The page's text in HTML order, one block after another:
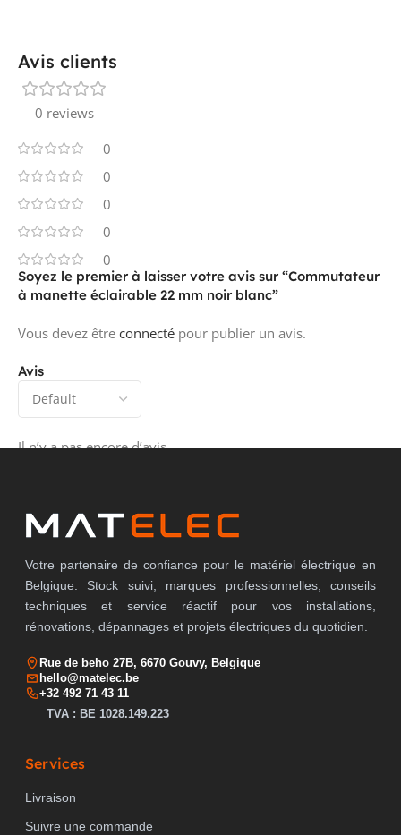
Avis clients
0 reviews
0
0
0
0
0
Avis
Il n’y a pas encore d’avis.
Soyez le premier à laisser votre avis sur “Commutateur
à manette éclairable 22 mm noir blanc”
Vous devez être connecté pour publier un avis.
Votre partenaire de confiance pour le matériel électrique en
Belgique. Stock suivi, marques professionnelles, conseils
techniques et service réactif pour vos installations,
rénovations, dépannages et projets électriques du quotidien.
Rue de beho 27B, 6670 Gouvy, Belgique
hello@matelec.be
+32 492 71 43 11
TVA : BE 1028.149.223
Services
Livraison
Suivre une commande